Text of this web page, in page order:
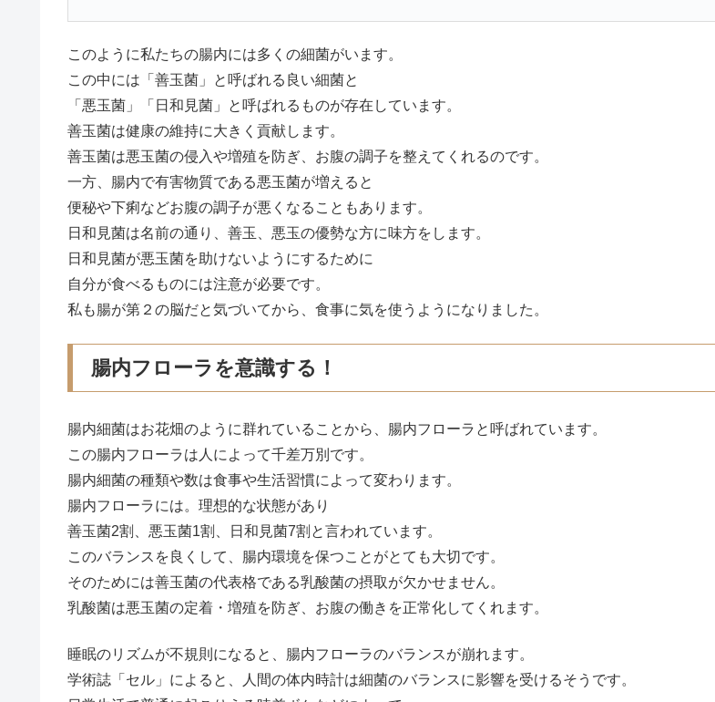
このように私たちの腸内には多くの細菌がいます。
この中には「善玉菌」と呼ばれる良い細菌と
「悪玉菌」「日和見菌」と呼ばれるものが存在しています。
善玉菌は健康の維持に大きく貢献します。
善玉菌は悪玉菌の侵入や増殖を防ぎ、お腹の調子を整えてくれるのです。
一方、腸内で有害物質である悪玉菌が増えると
便秘や下痢などお腹の調子が悪くなることもあります。
日和見菌は名前の通り、善玉、悪玉の優勢な方に味方をします。
日和見菌が悪玉菌を助けないようにするために
自分が食べるものには注意が必要です。
私も腸が第２の脳だと気づいてから、食事に気を使うようになりました。
腸内フローラを意識する！
腸内細菌はお花畑のように群れていることから、腸内フローラと呼ばれています。
この腸内フローラは人によって千差万別です。
腸内細菌の種類や数は食事や生活習慣によって変わります。
腸内フローラには。理想的な状態があり
善玉菌2割、悪玉菌1割、日和見菌7割と言われています。
このバランスを良くして、腸内環境を保つことがとても大切です。
そのためには善玉菌の代表格である乳酸菌の摂取が欠かせません。
乳酸菌は悪玉菌の定着・増殖を防ぎ、お腹の働きを正常化してくれます。
睡眠のリズムが不規則になると、腸内フローラのバランスが崩れます。
学術誌「セル」によると、人間の体内時計は細菌のバランスに影響を受けるそうです。